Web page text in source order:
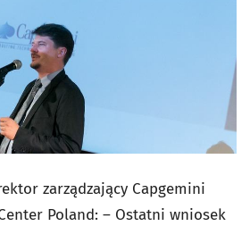
zarządzający Capgemini
Poland: – Ostatni wniosek